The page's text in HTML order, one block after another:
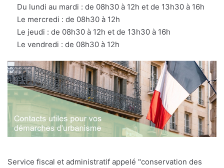
Du lundi au mardi : de 08h30 à 12h et de 13h30 à 16h
Le mercredi : de 08h30 à 12h
Le jeudi : de 08h30 à 12h et de 13h30 à 16h
Le vendredi : de 08h30 à 12h
Service fiscal et administratif appelé "conservation des